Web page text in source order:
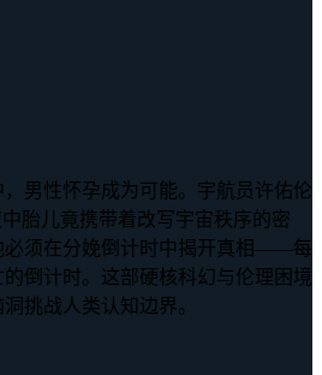
男性怀孕成为可能。宇航员许佑伦
胎儿竟携带着改写宇宙秩序的密
必须在分娩倒计时中揭开真相——每
倒计时。这部硬核科幻与伦理困境
挑战人类认知边界。